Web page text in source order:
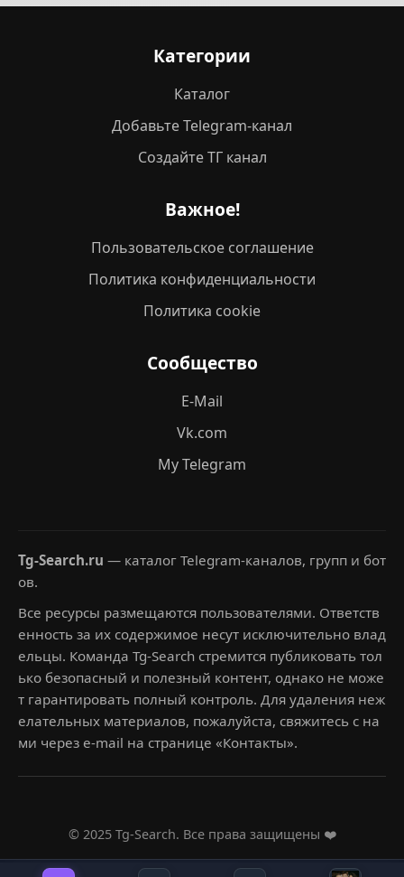
Категории
Каталог
Добавьте Telegram-канал
Создайте ТГ канал
Важное!
Пользовательское соглашение
Политика конфиденциальности
Политика cookie
Сообщество
E-Mail
Vk.com
My Telegram
Tg-Search.ru — каталог Telegram-каналов, групп и бот
ов.
Все ресурсы размещаются пользователями. Ответств
енность за их содержимое несут исключительно влад
ельцы. Команда Tg-Search стремится публиковать тол
ько безопасный и полезный контент, однако не може
т гарантировать полный контроль. Для удаления неж
елательных материалов, пожалуйста, свяжитесь с на
ми через e-mail на странице «Контакты».
© 2025 Tg-Search. Все права защищены ❤️